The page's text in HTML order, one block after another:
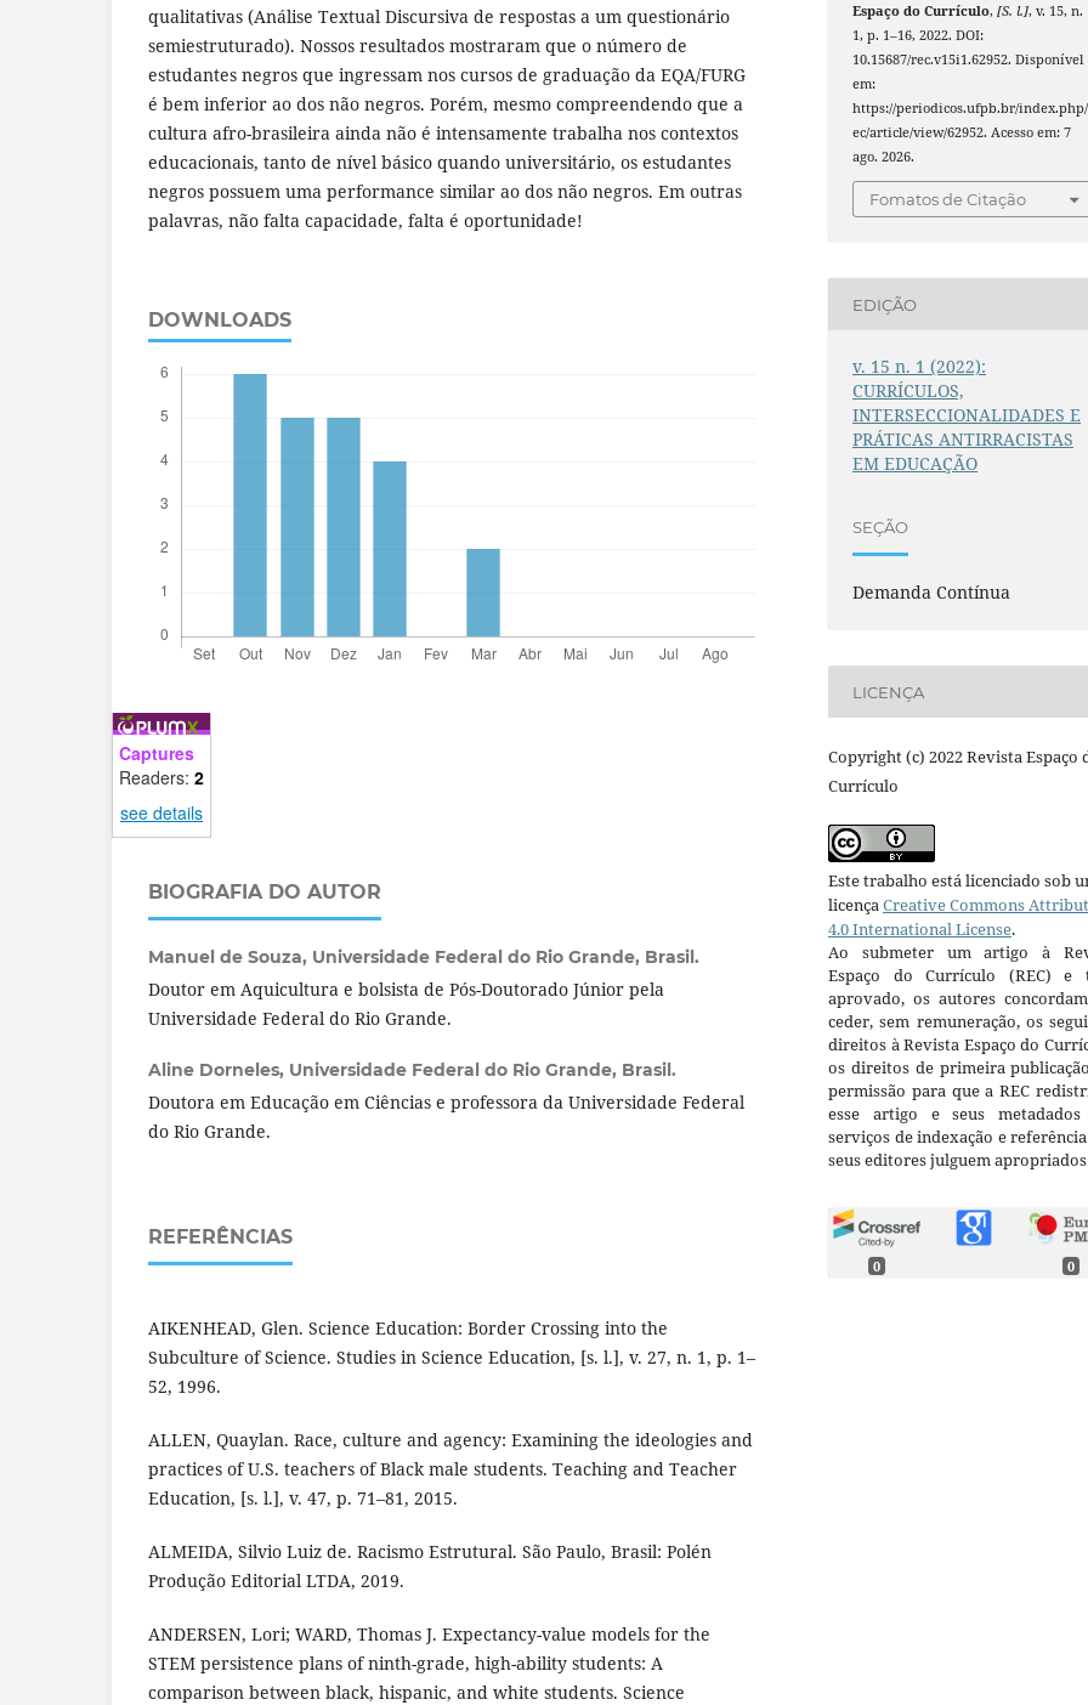
qualitativas (Análise Textual Discursiva de respostas a um questionário
semiestruturado). Nossos resultados mostraram que o número de
estudantes negros que ingressam nos cursos de graduação da EQA/FURG
é bem inferior ao dos não negros. Porém, mesmo compreendendo que a
cultura afro-brasileira ainda não é intensamente trabalha nos contextos
educacionais, tanto de nível básico quando universitário, os estudantes
negros possuem uma performance similar ao dos não negros. Em outras
palavras, não falta capacidade, falta é oportunidade!
DOWNLOADS
Captures
Readers: 2
see details
BIOGRAFIA DO AUTOR
Manuel de Souza, Universidade Federal do Rio Grande, Brasil.
Doutor em Aquicultura e bolsista de Pós-Doutorado Júnior pela
Universidade Federal do Rio Grande.
Aline Dorneles, Universidade Federal do Rio Grande, Brasil.
Doutora em Educação em Ciências e professora da Universidade Federal
do Rio Grande.
REFERÊNCIAS
AIKENHEAD, Glen. Science Education: Border Crossing into the
Subculture of Science. Studies in Science Education, [s. l.], v. 27, n. 1, p. 1–
52, 1996.
ALLEN, Quaylan. Race, culture and agency: Examining the ideologies and
practices of U.S. teachers of Black male students. Teaching and Teacher
Education, [s. l.], v. 47, p. 71–81, 2015.
ALMEIDA, Silvio Luiz de. Racismo Estrutural. São Paulo, Brasil: Polén
Produção Editorial LTDA, 2019.
ANDERSEN, Lori; WARD, Thomas J. Expectancy-value models for the
STEM persistence plans of ninth-grade, high-ability students: A
comparison between black, hispanic, and white students. Science
Espaço do Currículo,[S. l.], v. 15, n.
1, p. 1–16, 2022. DOI:
10.15687/rec.v15i1.62952. Disponível
em:
https://periodicos.ufpb.br/
ec/article/view/62952. Acesso em: 7
ago. 2026.
Fomatos de Citação
EDIÇÃO
v. 15 n. 1 (2022):
CURRÍCULOS,
INTERSECCIONALIDADES E
PRÁTICAS ANTIRRACISTAS
EM EDUCAÇÃO
SEÇÃO
Demanda Contínua
LICENÇA
Copyright (c) 2022 Revista Espaço
Currículo
Este trabalho está licenciado sob
licençaCreative Commons
4.0 International License.
Ao submeter um artigo à
Espaço do Currículo (REC) e
aprovado, os autores
ceder, sem remuneração, os
direitos à Revista Espaço do
os direitos de primeira
permissão para que a REC
esse artigo e seus metadados
serviços de indexação e
seus editores julguem
0 0